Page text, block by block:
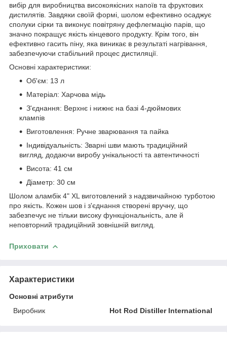
вибір для виробництва високоякісних напоїв та фруктових
дистилятів. Завдяки своїй формі, шолом ефективно осаджує
сполуки сірки та виконує повітряну дефлегмацію парів, що
значно покращує якість кінцевого продукту. Крім того, він
ефективно гасить піну, яка виникає в результаті нагрівання,
забезпечуючи стабільний процес дистиляції.
Основні характеристики:
Об'єм: 13 л
Матеріал: Харчова мідь
З'єднання: Верхнє і нижнє на базі 4-дюймових
клампів
Виготовлення: Ручне зварювання та пайка
Індивідуальність: Зварні шви мають традиційний
вигляд, додаючи виробу унікальності та автентичності
Висота: 41 см
Діаметр: 30 см
Шолом аламбік 4" XL виготовлений з надзвичайною турботою
про якість. Кожен шов і з'єднання створені вручну, що
забезпечує не тільки високу функціональність, але й
неповторний традиційний зовнішній вигляд.
Приховати
Характеристики
Основні атрибути
Виробник
Hot Rod Distiller International